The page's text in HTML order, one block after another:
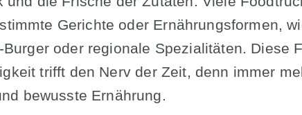
Gerichte oder Ernährungsformen,
oder regionale Spezialitäten. Diese
trifft den Nerv der Zeit, denn immer
bewusste Ernährung.